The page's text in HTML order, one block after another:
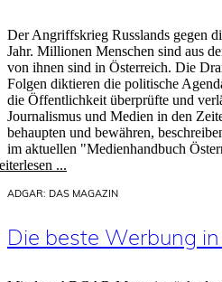
Der Angriffskrieg Russlands gegen
Jahr. Millionen Menschen sind aus
von ihnen sind in Österreich. Die
Folgen diktieren die politische
die Öffentlichkeit überprüfte und
Journalismus und Medien in den
behaupten und bewähren,
im aktuellen "Medienhandbuch
...
ADGAR: DAS MAGAZIN
Die beste Werbung